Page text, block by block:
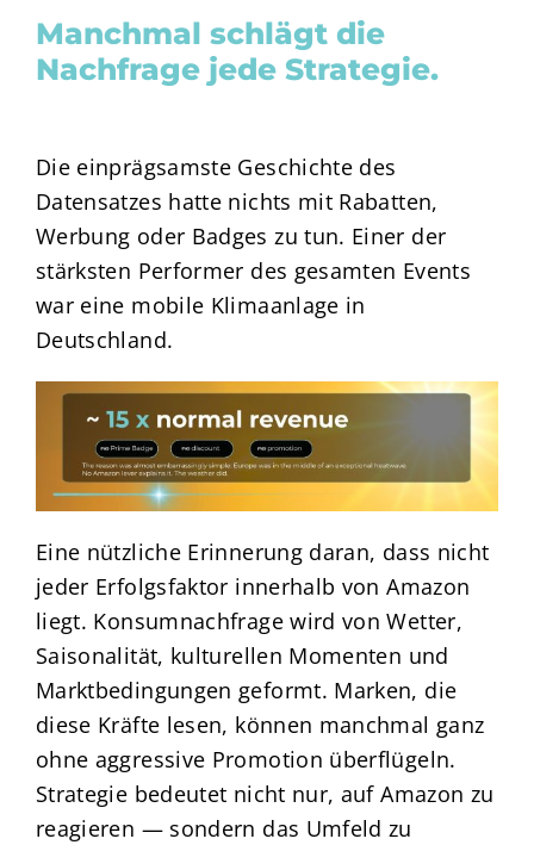
Manchmal schlägt die
Nachfrage jede Strategie.
Die einprägsamste Geschichte des
Datensatzes hatte nichts mit Rabatten,
Werbung oder Badges zu tun. Einer der
stärksten Performer des gesamten Events
war eine mobile Klimaanlage in
Deutschland.
Eine nützliche Erinnerung daran, dass nicht
jeder Erfolgsfaktor innerhalb von Amazon
liegt. Konsumnachfrage wird von Wetter,
Saisonalität, kulturellen Momenten und
Marktbedingungen geformt. Marken, die
diese Kräfte lesen, können manchmal ganz
ohne aggressive Promotion überflügeln.
Strategie bedeutet nicht nur, auf Amazon zu
reagieren — sondern das Umfeld zu